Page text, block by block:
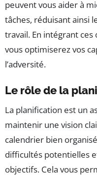
peuvent vous aider à
tâches, réduisant ainsi
travail. En intégrant
vous optimiserez vos
l’adversité.
Le rôle de la
La planification est un
maintenir une vision
calendrier bien
difficultés potentielles
objectifs. Cela vous